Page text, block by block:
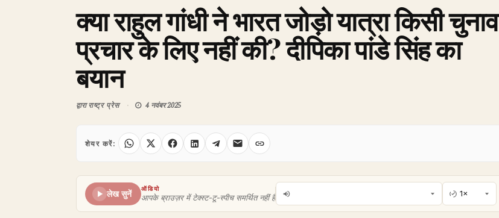
क्या राहुल गांधी ने भारत जोड़ो यात्रा किसी चुनाव
प्रचार के लिए नहीं की? दीपिका पांडे सिंह का
बयान
द्वाराराष्ट्र प्रेस 4 नवंबर 2025
शेयर करें:
लेख सुनें
ऑडियो
आपके ब्राउज़र में टेक्स्ट-टू-स्पीच समर्थित नहीं है